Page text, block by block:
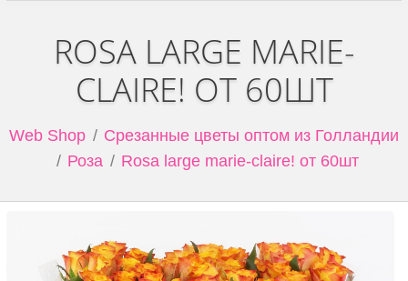
ROSA LARGE MARIE-
CLAIRE! ОТ 60ШТ
Web Shop
Срезанные цветы оптом из Голландии
Роза
Rosa large marie-claire! от 60шт